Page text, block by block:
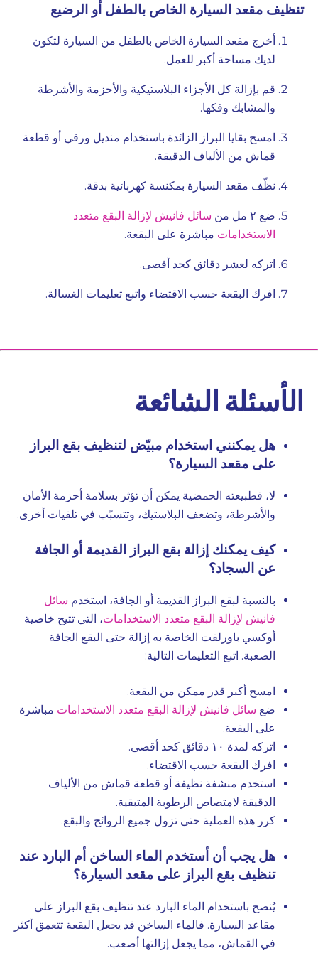
تنظيف مقعد السيارة الخاص بالطفل أو الرضيع
أخرج مقعد السيارة الخاص بالطفل من السيارة لتكون
لديك مساحة أكبر للعمل.
قم بإزالة كل الأجزاء البلاستيكية والأحزمة والأشرطة
والمشابك وفكها.
امسح بقايا البراز الزائدة باستخدام منديل ورقي أو قطعة
قماش من الألياف الدقيقة.
نظّف مقعد السيارة بمكنسة كهربائية بدقة.
ضع ٢ مل من
سائل فانيش لإزالة البقع متعدد
الاستخدامات مباشرة على البقعة.
اتركه لعشر دقائق كحد أقصى.
افرك البقعة حسب الاقتضاء واتبع تعليمات الغسالة.
الأسئلة الشائعة
هل يمكنني استخدام مبيّض لتنظيف بقع البراز
على مقعد السيارة؟
لا، فطبيعته الحمضية يمكن أن تؤثر بسلامة أحزمة الأمان
والأشرطة، وتضعف البلاستيك، وتتسبّب في تلفيات أخرى.
كيف يمكنك إزالة بقع البراز القديمة أو الجافة
عن السجاد؟
بالنسبة لبقع البراز القديمة أو الجافة، استخدم سائل
فانيش لإزالة البقع متعدد الاستخدامات، التي تتيح خاصية
أوكسي باورلفت الخاصة به إزالة حتى البقع الجافة
الصعبة. اتبع التعليمات التالية:
امسح أكبر قدر ممكن من البقعة.
ضع سائل فانيش لإزالة البقع متعدد الاستخدامات مباشرة
على البقعة.
اتركه لمدة ١٠ دقائق كحد أقصى.
افرك البقعة حسب الاقتضاء.
استخدم منشفة نظيفة أو قطعة قماش من الألياف
الدقيقة لامتصاص الرطوبة المتبقية.
كرر هذه العملية حتى تزول جميع الروائح والبقع.
هل يجب أن أستخدم الماء الساخن أم البارد عند
تنظيف بقع البراز على مقعد السيارة؟
يُنصح باستخدام الماء البارد عند تنظيف بقع البراز على
مقاعد السيارة. فالماء الساخن قد يجعل البقعة تتعمق أكثر
في القماش، مما يجعل إزالتها أصعب.